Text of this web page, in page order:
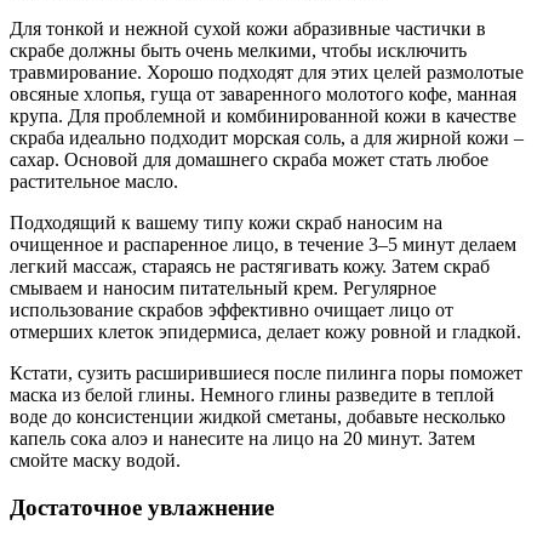
Для тонкой и нежной сухой кожи абразивные частички в
скрабе должны быть очень мелкими, чтобы исключить
травмирование. Хорошо подходят для этих целей размолотые
овсяные хлопья, гуща от заваренного молотого кофе, манная
крупа. Для проблемной и комбинированной кожи в качестве
скраба идеально подходит морская соль, а для жирной кожи –
сахар. Основой для домашнего скраба может стать любое
растительное масло.
Подходящий к вашему типу кожи скраб наносим на
очищенное и распаренное лицо, в течение 3–5 минут делаем
легкий массаж, стараясь не растягивать кожу. Затем скраб
смываем и наносим питательный крем. Регулярное
использование скрабов эффективно очищает лицо от
отмерших клеток эпидермиса, делает кожу ровной и гладкой.
Кстати, сузить расширившиеся после пилинга поры поможет
маска из белой глины. Немного глины разведите в теплой
воде до консистенции жидкой сметаны, добавьте несколько
капель сока алоэ и нанесите на лицо на 20 минут. Затем
смойте маску водой.
Достаточное увлажнение